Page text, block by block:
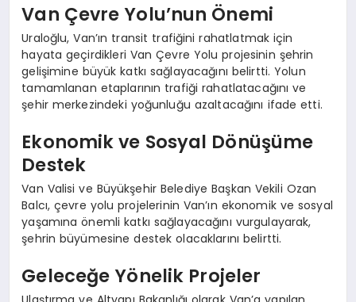
Van Çevre Yolu’nun Önemi
Uraloğlu, Van’ın transit trafiğini rahatlatmak için
hayata geçirdikleri Van Çevre Yolu projesinin şehrin
gelişimine büyük katkı sağlayacağını belirtti. Yolun
tamamlanan etaplarının trafiği rahatlatacağını ve
şehir merkezindeki yoğunluğu azaltacağını ifade etti.
Ekonomik ve Sosyal Dönüşüme
Destek
Van Valisi ve Büyükşehir Belediye Başkan Vekili Ozan
Balcı, çevre yolu projelerinin Van’ın ekonomik ve sosyal
yaşamına önemli katkı sağlayacağını vurgulayarak,
şehrin büyümesine destek olacaklarını belirtti.
Geleceğe Yönelik Projeler